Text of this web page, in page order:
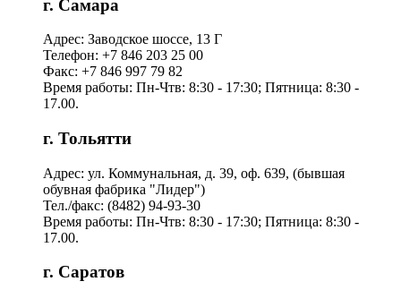
г. Самара
Адрес: Заводское шоссе, 13 Г
Телефон: +7 846 203 25 00
Факс: +7 846 997 79 82
Время работы: Пн-Чтв: 8:30 - 17:30; Пятница: 8:30 -
17.00.
г. Тольятти
Адрес: ул. Коммунальная, д. 39, оф. 639, (бывшая
обувная фабрика "Лидер")
Тел./факс: (8482) 94-93-30
Время работы: Пн-Чтв: 8:30 - 17:30; Пятница: 8:30 -
17.00.
г. Саратов